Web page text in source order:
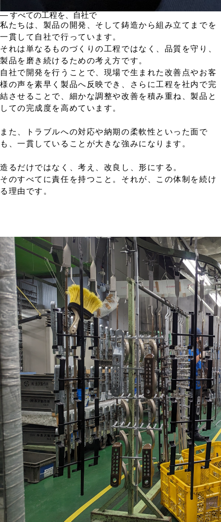
― すべての工程を、自社で
私たちは、製品の開発、そして鋳造から組み立てまでを
一貫して自社で行っています。
それは単なるものづくりの工程ではなく、品質を守り、
製品を磨き続けるための考え方です。
自社で開発を行うことで、現場で生まれた改善点やお客
様の声を素早く製品へ反映でき、さらに工程を社内で完
結させることで、細かな調整や改善を積み重ね、製品と
しての完成度を高めています。
また、トラブルへの対応や納期の柔軟性といった面で
も、一貫していることが大きな強みになります。
造るだけではなく、考え、改良し、形にする。
そのすべてに責任を持つこと。それが、この体制を続け
る理由です。